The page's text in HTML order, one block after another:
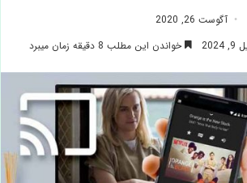
ایمیل
آگوست 26, 2020
خواندن این مطلب 8 دقیقه زمان میبرد